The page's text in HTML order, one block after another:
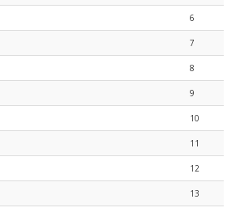
6
7
8
9
10
11
12
13